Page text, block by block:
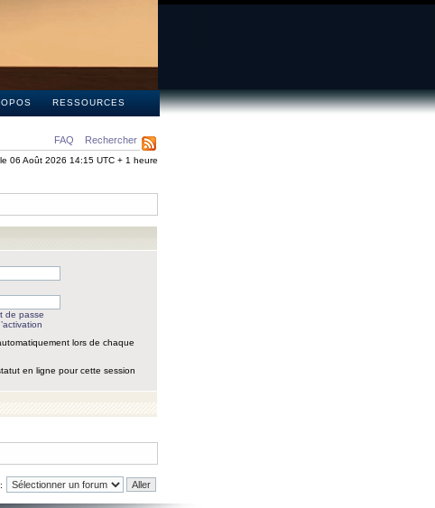
RESSOURCES
FAQ Rechercher
06 Août 2026 14:15 UTC + 1 heure
de passe
lors de chaque
en ligne pour cette session